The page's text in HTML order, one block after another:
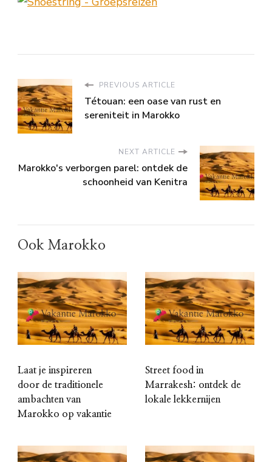
PREVIOUS ARTICLE
Tétouan: een oase van rust en
sereniteit in Marokko
NEXT ARTICLE
Marokko's verborgen parel: ontdek de
schoonheid van Kenitra
Ook Marokko
Laat je inspireren
door de traditionele
ambachten van
Marokko op vakantie
Street food in
Marrakesh: ontdek de
lokale lekkernijen